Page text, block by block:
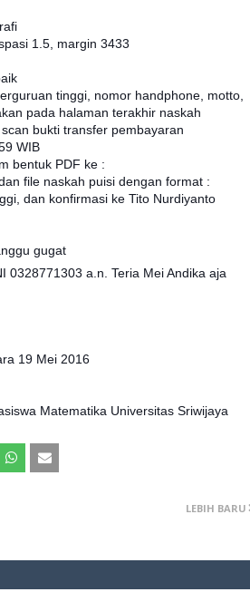
1.5, margin 3433
tinggi, nomor handphone, motto,
pada halaman terakhir naskah
bukti transfer pembayaran
WIB
bentuk PDF ke :
file naskah puisi dengan format :
dan konfirmasi ke Tito Nurdiyanto
gugat
0328771303 a.n. Teria Mei Andika aja
19 Mei 2016
Matematika Universitas Sriwijaya
LEBIH BARU